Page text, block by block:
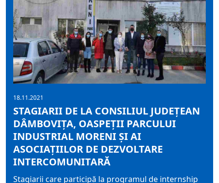
18.11.2021
STAGIARII DE LA CONSILIUL JUDEȚEAN
DÂMBOVIȚA, OASPEȚII PARCULUI
INDUSTRIAL MORENI ȘI AI
ASOCIAȚIILOR DE DEZVOLTARE
INTERCOMUNITARĂ
Stagiarii care participă la programul de internship